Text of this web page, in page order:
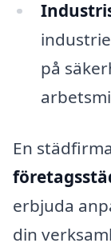
på
En
erbjuda
din